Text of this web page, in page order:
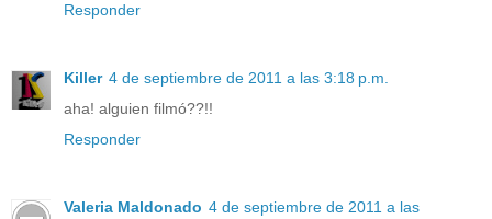
Responder
Killer 4 de septiembre de 2011 a las 3:18 p.m.
aha! alguien filmó??!!
Responder
Valeria Maldonado 4 de septiembre de 2011 a las